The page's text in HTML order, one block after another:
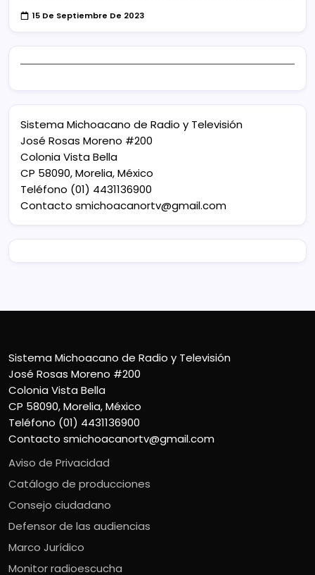
15 De Septiembre De 2023
Sistema Michoacano de Radio y Televisión
José Rosas Moreno #200
Colonia Vista Bella
CP 58090, Morelia, México
Teléfono (01) 4431136900
Contacto smichoacanortv@gmail.com
Sistema Michoacano de Radio y Televisión
José Rosas Moreno #200
Colonia Vista Bella
CP 58090, Morelia, México
Teléfono (01) 4431136900
Contacto smichoacanortv@gmail.com
Aviso de Privacidad
Catálogo de producciones
Consejo ciudadano
Defensor de las audiencias
Marco Jurídico
Monitor radioescucha